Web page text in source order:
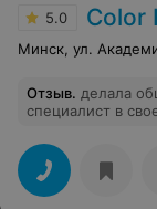
5.0 Color
Минск, ул.
Отзыв. делала
специалист в